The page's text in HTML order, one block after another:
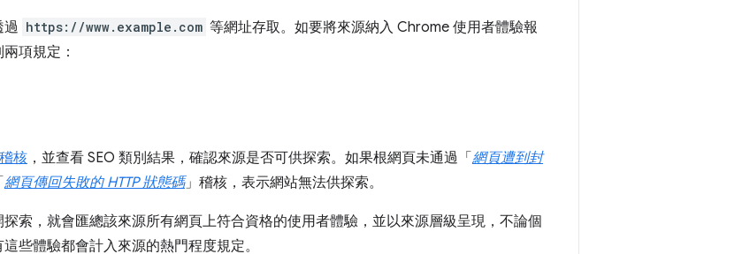
過 https://www.example.com 等網址存取。如要將來源納入 Chrome 使用者體驗報
項規定：
核 ，並查看 SEO 類別結果，確認來源是否可供探索。如果根網頁未通過「 網頁遭到封
網頁傳回失敗的 HTTP 狀態碼」稽核，表示網站無法供探索。
索，就會匯總該來源所有網頁上符合資格的使用者體驗，並以來源層級呈現，不論個
些體驗都會計入來源的熱門程度規定。